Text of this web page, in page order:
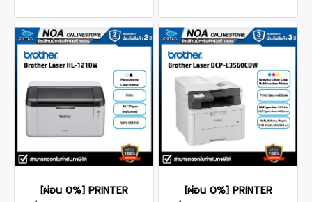
[ผ่อน 0%] PRINTER
[ผ่อน 0%] PRINTER